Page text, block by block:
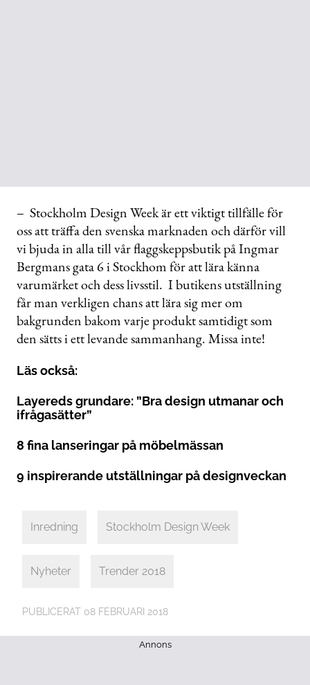
– Stockholm Design Week är ett viktigt tillfälle för
oss att träffa den svenska marknaden och därför vill
vi bjuda in alla till vår flaggskeppsbutik på Ingmar
Bergmans gata 6 i Stockhom för att lära känna
varumärket och dess livsstil. I butikens utställning
får man verkligen chans att lära sig mer om
bakgrunden bakom varje produkt samtidigt som
den sätts i ett levande sammanhang. Missa inte!
Läs också:
Layereds grundare: ”Bra design utmanar och
ifrågasätter”
8 fina lanseringar på möbelmässan
9 inspirerande utställningar på designveckan
Inredning Stockholm Design Week
Nyheter Trender 2018
PUBLICERAT 08 FEBRUARI 2018
Annons